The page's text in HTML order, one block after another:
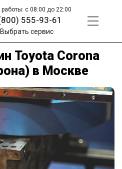
с 08:00 до 22:00
555-93-61
Выбрать сервис
Toyota Corona
в Москве